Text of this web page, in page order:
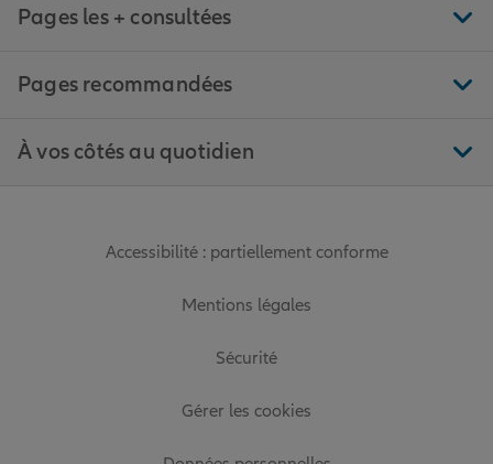
Pages les + consultées
Pages recommandées
À vos côtés au quotidien
Accessibilité : partiellement conforme
Mentions légales
Sécurité
Gérer les cookies